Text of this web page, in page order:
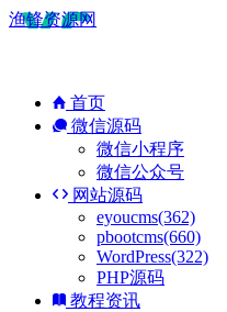
渔锋资源网
首页
微信源码
微信小程序
微信公众号
网站源码
eyoucms(362)
pbootcms(660)
WordPress(322)
PHP源码
教程资讯